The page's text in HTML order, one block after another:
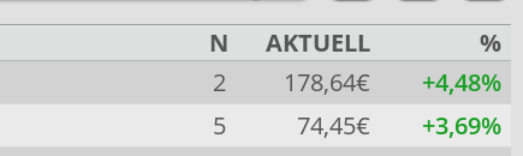
N AKTUELL
%
2 178,64€
+4,48%
5 74,45€
+3,69%